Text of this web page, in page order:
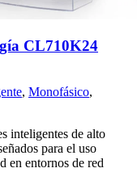
CL710K24
, Monofásico,
inteligentes de alto
para el uso
en entornos de red